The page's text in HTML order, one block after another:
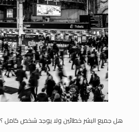
هل جميع البشر خطائين ولا يوجد شخص كامل ؟